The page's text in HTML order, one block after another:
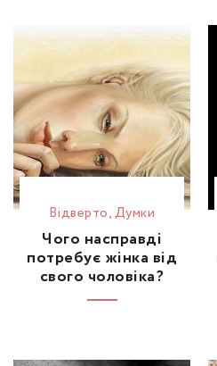
Відвертo,Думки
Чого насправді
потребує жінка від
свого чоловіка?